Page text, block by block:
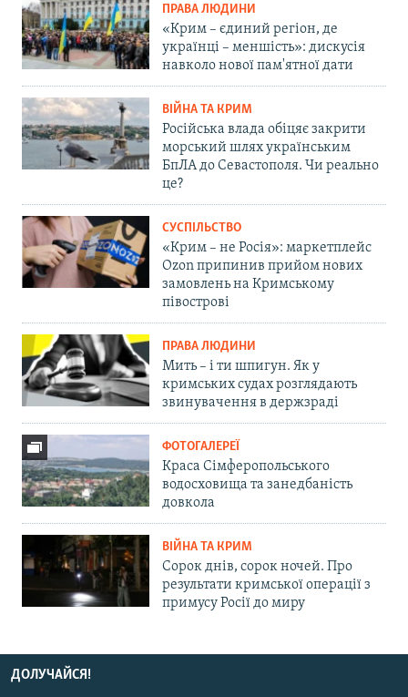
ПРАВА ЛЮДИНИ
«Крим – єдиний регіон, де
українці – меншість»: дискусія
навколо нової пам'ятної дати
ВІЙНА ТА КРИМ
Російська влада обіцяє закрити
морський шлях українським
БпЛА до Севастополя. Чи реально
це?
СУСПІЛЬСТВО
«Крим – не Росія»: маркетплейс
Ozon припинив прийом нових
замовлень на Кримському
півострові
ПРАВА ЛЮДИНИ
Мить – і ти шпигун. Як у
кримських судах розглядають
звинувачення в держзраді
ФОТОГАЛЕРЕЇ
Краса Сімферопольського
водосховища та занедбаність
довкола
ВІЙНА ТА КРИМ
Сорок днів, сорок ночей. Про
результати кримської операції з
примусу Росії до миру
ДОЛУЧАЙСЯ!